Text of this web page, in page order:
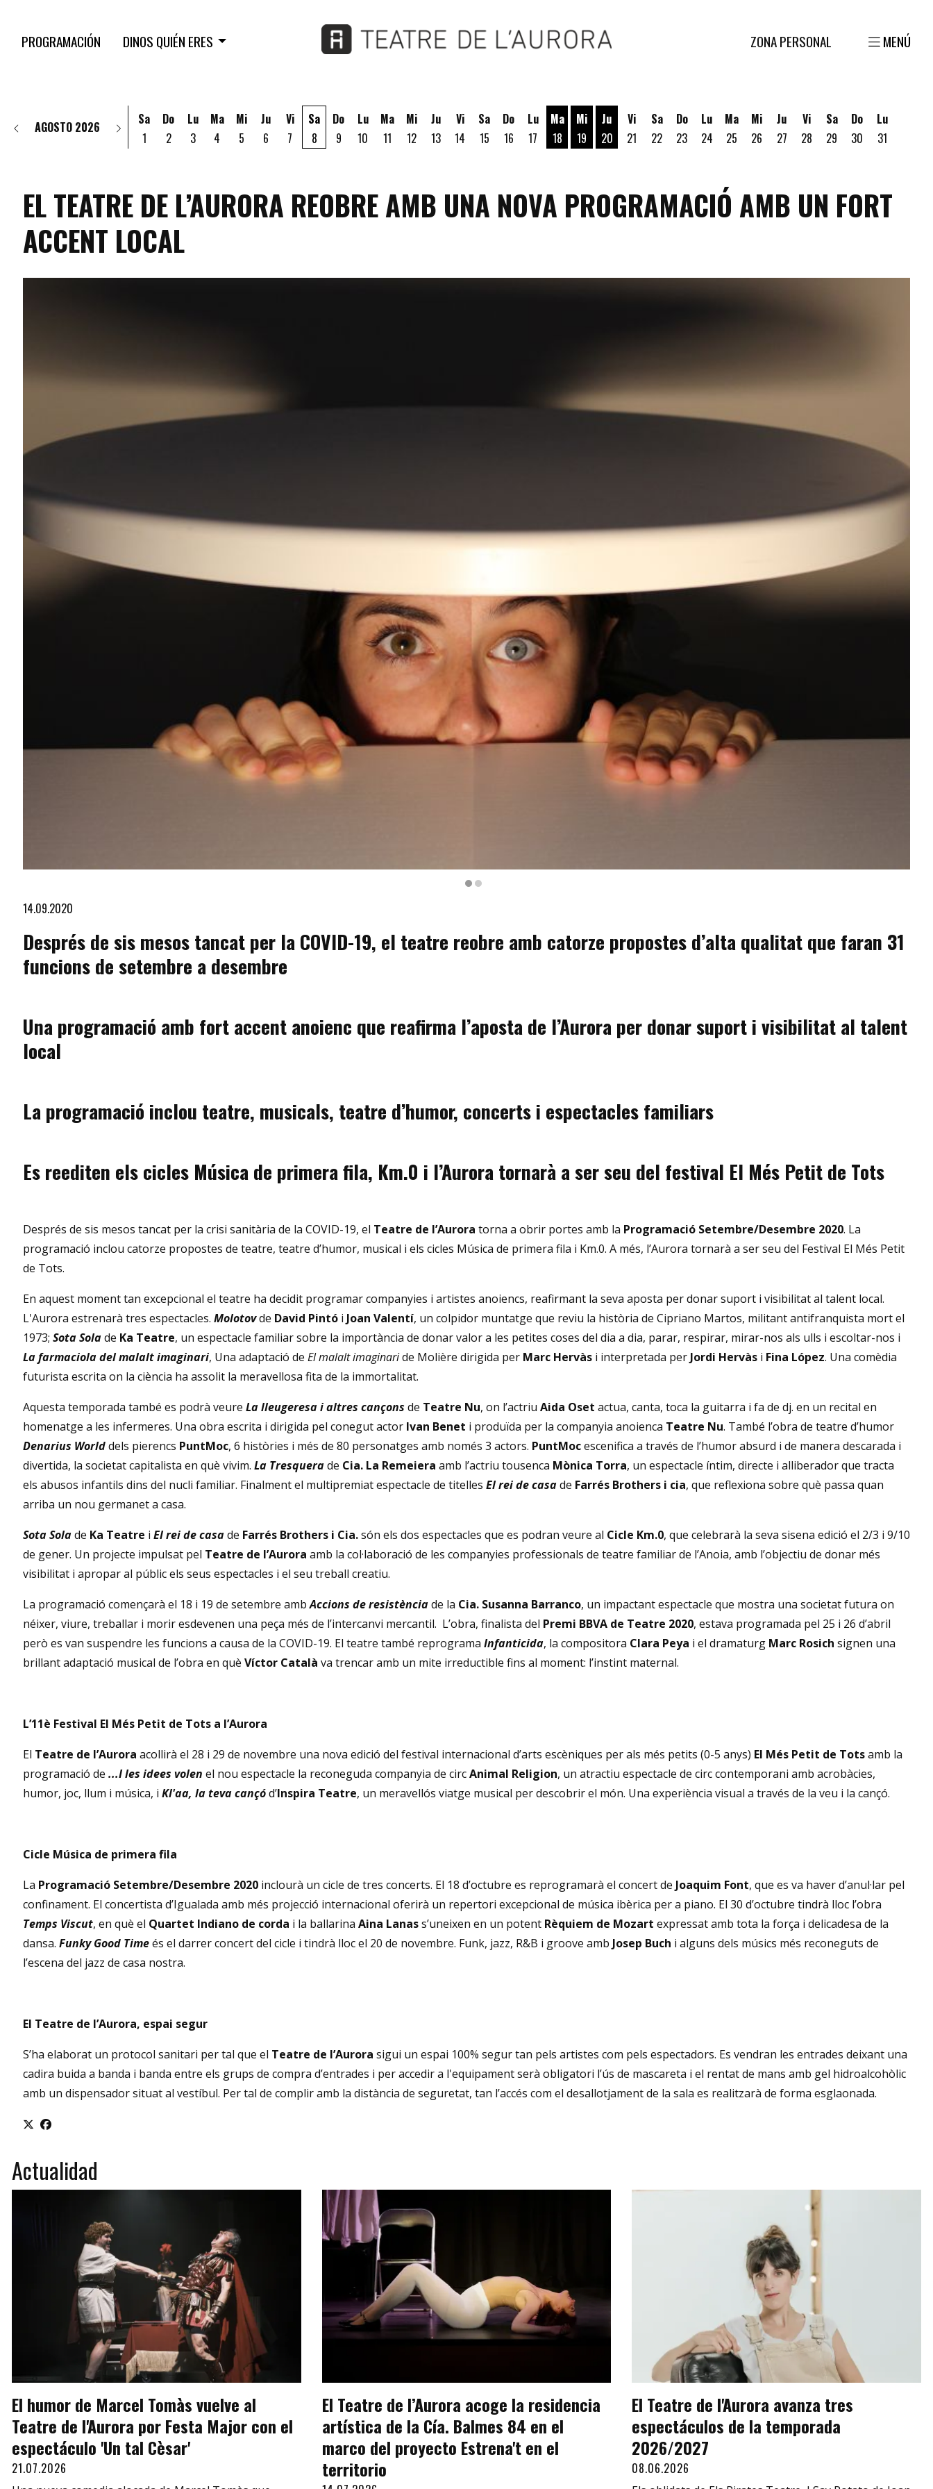
PROGRAMACIÓN DINOS QUIÉN ERES ZONA PERSONAL MENÚ
AGOSTO 2026
Sa
1
Do
2
Lu
3
Ma
4
Mi
5
Ju
6
Vi
7
Sa
8
Do
9
Lu
10
Ma
11
Mi
12
Ju
13
Vi
14
Sa
15
Do
16
Lu
17
Ma
18
Mi
19
Ju
20
Vi
21
Sa
22
Do
23
Lu
24
Ma
25
Mi
26
Ju
27
Vi
28
Sa
29
Do
30
Lu
31
EL TEATRE DE L’AURORA REOBRE AMB UNA NOVA PROGRAMACIÓ AMB UN FORT
ACCENT LOCAL
14.09.2020
Després de sis mesos tancat per la COVID-19, el teatre reobre amb catorze propostes d’alta qualitat que faran 31
funcions de setembre a desembre
Una programació amb fort accent anoienc que reafirma l’aposta de l’Aurora per donar suport i visibilitat al talent
local
La programació inclou teatre, musicals, teatre d’humor, concerts i espectacles familiars
Es reediten els cicles Música de primera fila, Km.0 i l’Aurora tornarà a ser seu del festival El Més Petit de Tots
Després de sis mesos tancat per la crisi sanitària de la COVID-19, el Teatre de l’Aurora torna a obrir portes amb la Programació Setembre/Desembre 2020. La
programació inclou catorze propostes de teatre, teatre d’humor, musical i els cicles Música de primera fila i Km.0. A més, l’Aurora tornarà a ser seu del Festival El Més Petit
de Tots.
En aquest moment tan excepcional el teatre ha decidit programar companyies i artistes anoiencs, reafirmant la seva aposta per donar suport i visibilitat al talent local.
L'Aurora estrenarà tres espectacles. Molotovde David Pintó i Joan Valentí, un colpidor muntatge que reviu la història de Cipriano Martos, militant antifranquista mort el
1973; Sota Solade Ka Teatre, un espectacle familiar sobre la importància de donar valor a les petites coses del dia a dia, parar, respirar, mirar-nos als ulls i escoltar-nos i
La farmaciola del malalt imaginari, Una adaptació de El malalt imaginaride Molière dirigida per Marc Hervàs i interpretada per Jordi Hervàs i Fina López. Una comèdia
futurista escrita on la ciència ha assolit la meravellosa fita de la immortalitat.
Aquesta temporada també es podrà veure La lleugeresa i altres cançons de Teatre Nu, on l’actriu Aida Oset actua, canta, toca la guitarra i fa de dj. en un recital en
homenatge a les infermeres. Una obra escrita i dirigida pel conegut actor Ivan Benet i produïda per la companyia anoienca Teatre Nu. També l’obra de teatre d’humor
Denarius Worlddels pierencs PuntMoc, 6 històries i més de 80 personatges amb només 3 actors. PuntMocescenifica a través de l’humor absurd i de manera descarada i
divertida, la societat capitalista en què vivim. La Tresquerade Cia. La Remeiera amb l’actriu tousenca Mònica Torra, un espectacle íntim, directe i alliberador que tracta
els abusos infantils dins del nucli familiar. Finalment el multipremiat espectacle de titelles El rei de casade Farrés Brothers i cia, que reflexiona sobre què passa quan
arriba un nou germanet a casa.
Sota Solade Ka Teatre i El rei de casade Farrés Brothers i Cia.són els dos espectacles que es podran veure al Cicle Km.0, que celebrarà la seva sisena edició el 2/3 i 9/10
de gener. Un projecte impulsat pel Teatre de l’Aurora amb la col·laboració de les companyies professionals de teatre familiar de l’Anoia, amb l’objectiu de donar més
visibilitat i apropar al públic els seus espectacles i el seu treball creatiu.
La programació començarà el 18 i 19 de setembre ambAccions de resistènciade la Cia. Susanna Barranco, un impactant espectacle que mostra una societat futura on
néixer, viure, treballar i morir esdevenen una peça més de l’intercanvi mercantil. L’obra, finalista del Premi BBVA de Teatre 2020, estava programada pel 25 i 26 d’abril
però es van suspendre les funcions a causa de la COVID-19. El teatre també reprograma Infanticida, la compositora Clara Peya i el dramaturg Marc Rosich signen una
brillant adaptació musical de l’obra en què Víctor Català va trencar amb un mite irreductible fins al moment: l’instint maternal.
L’11è Festival El Més Petit de Tots a l’Aurora
El Teatre de l’Aurora acollirà el 28 i 29 de novembre una nova edició del festival internacional d’arts escèniques per als més petits (0-5 anys) El Més Petit de Totsamb la
programació de ...I les idees volen el nou espectacle la reconeguda companyia de circAnimal Religion, un atractiu espectacle de circ contemporani amb acrobàcies,
humor, joc, llum i música, i Kl'aa, la teva cançód’Inspira Teatre, un meravellós viatge musical per descobrir el món. Una experiència visual a través de la veu i la cançó.
Cicle Música de primera fila
La Programació Setembre/Desembre 2020 inclourà un cicle de tres concerts. El 18 d’octubre es reprogramarà el concert de Joaquim Font, que es va haver d’anul·lar pel
confinament. El concertista d’Igualada amb més projecció internacional oferirà un repertori excepcional de música ibèrica per a piano. El 30 d’octubre tindrà lloc l’obra
Temps Viscut, en què el Quartet Indiano de corda i la ballarina Aina Lanass’uneixen en un potent Rèquiem de Mozart expressat amb tota la força i delicadesa de la
dansa. Funky Good Timeés el darrer concert del cicle i tindrà lloc el 20 de novembre. Funk, jazz, R&B i groove amb Josep Buch i alguns dels músics més reconeguts de
l’escena del jazz de casa nostra.
El Teatre de l’Aurora, espai segur
S’ha elaborat un protocol sanitari per tal que el Teatre de l’Aurora sigui un espai 100% segur tan pels artistes com pels espectadors. Es vendran les entrades deixant una
cadira buida a banda i banda entre els grups de compra d’entrades i per accedir a l'equipament serà obligatori l’ús de mascareta i el rentat de mans amb gel hidroalcohòlic
amb un dispensador situat al vestíbul. Per tal de complir amb la distància de seguretat, tan l’accés com el desallotjament de la sala es realitzarà de forma esglaonada.
Actualidad
El humor de Marcel Tomàs vuelve al
Teatre de l'Aurora por Festa Major con el
espectáculo 'Un tal Cèsar'
21.07.2026
El Teatre de l’Aurora acoge la residencia
artística de la Cía. Balmes 84 en el
marco del proyecto Estrena't en el
territorio
El Teatre de l'Aurora avanza tres
espectáculos de la temporada
2026/2027
08.06.2026